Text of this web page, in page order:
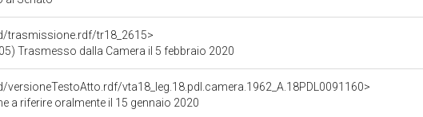
trasmissione.rdf/tr18_2615>
Trasmesso dalla Camera il 5 febbraio 2020
vta18_leg.18.pdl.camera.1962_A.18PDL0091160>
a riferire oralmente il 15 gennaio 2020